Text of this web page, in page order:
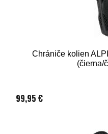
Chrániče kolien
(čierna/
99,95 €